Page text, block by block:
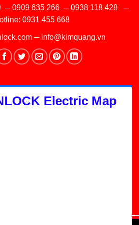
─0909 635 266─0938 118 428─
0931 455 668
─ info@kimquang.vn
Electric Map